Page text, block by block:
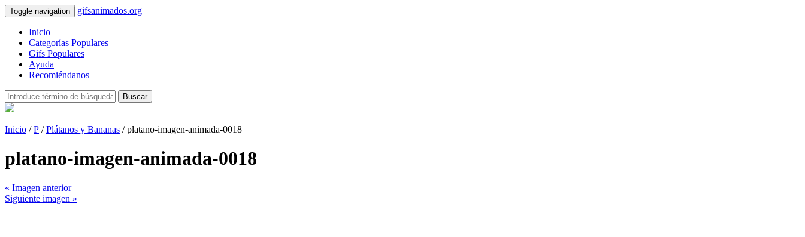
Toggle navigation gifsanimados.org
Inicio
Categorías Populares
Gifs Populares
Ayuda
Recomiéndanos
Buscar
Inicio /P /Plátanos y Bananas / platano-imagen-animada-0018
platano-imagen-animada-0018
« Imagen anterior
Siguiente imagen »